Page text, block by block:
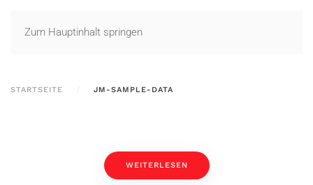
Zum Hauptinhalt springen
STARTSEITE JM-SAMPLE-DATA
WEITERLESEN